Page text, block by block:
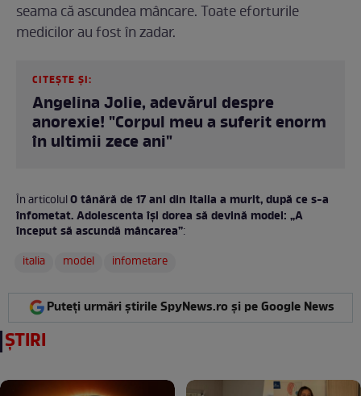
seama că ascundea mâncare. Toate eforturile
medicilor au fost în zadar.
CITEȘTE ȘI:
Angelina Jolie, adevărul despre
anorexie! "Corpul meu a suferit enorm
în ultimii zece ani"
În articolulO tânără de 17 ani din Italia a murit, după ce s-a
înfometat. Adolescenta își dorea să devină model: „A
început să ascundă mâncarea”:
italia
model infometare
Puteți urmări știrile SpyNews.ro și pe Google News
ȘTIRI